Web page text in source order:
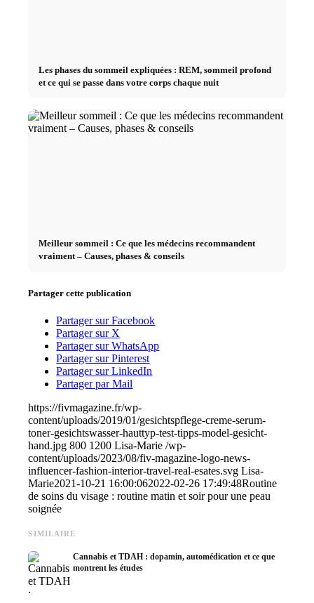
Les phases du sommeil expliquées : REM, sommeil profond
et ce qui se passe dans votre corps chaque nuit
Meilleur sommeil : Ce que les médecins recommandent
vraiment – Causes, phases & conseils
Partager cette publication
Partager sur Facebook
Partager sur X
Partager sur WhatsApp
Partager sur Pinterest
Partager sur LinkedIn
Partager par Mail
https://fivmagazine.fr/wp-
content/uploads/2019/01/gesichtspflege-creme-serum-
toner-gesichtswasser-hauttyp-test-tipps-model-gesicht-
hand.jpg 800 1200 Lisa-Marie /wp-
content/uploads/2023/08/fiv-magazine-logo-news-
influencer-fashion-interior-travel-real-esates.svg Lisa-
Marie2021-10-21 16:00:062022-02-26 17:49:48Routine
de soins du visage : routine matin et soir pour une peau
soignée
SIMILAIRE
Cannabis et TDAH : dopamin, automédication et ce que
montrent les études